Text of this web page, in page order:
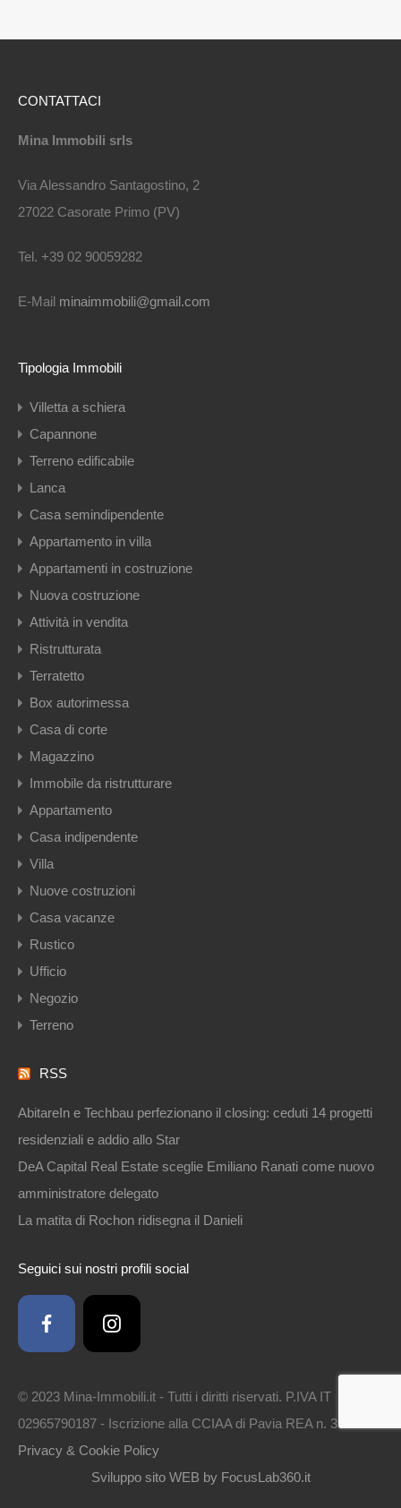
CONTATTACI
Mina Immobili srls
Via Alessandro Santagostino, 2
27022 Casorate Primo (PV)
Tel. +39 02 90059282
E-Mail minaimmobili@gmail.com
Tipologia Immobili
Villetta a schiera
Capannone
Terreno edificabile
Lanca
Casa semindipendente
Appartamento in villa
Appartamenti in costruzione
Nuova costruzione
Attività in vendita
Ristrutturata
Terratetto
Box autorimessa
Casa di corte
Magazzino
Immobile da ristrutturare
Appartamento
Casa indipendente
Villa
Nuove costruzioni
Casa vacanze
Rustico
Ufficio
Negozio
Terreno
RSS
AbitareIn e Techbau perfezionano il closing: ceduti 14 progetti
residenziali e addio allo Star
DeA Capital Real Estate sceglie Emiliano Ranati come nuovo
amministratore delegato
La matita di Rochon ridisegna il Danieli
Seguici sui nostri profili social
© 2023 Mina-Immobili.it - Tutti i diritti riservati. P.IVA IT
02965790187 - Iscrizione alla CCIAA di Pavia REA n. 314561 -
Privacy & Cookie Policy
Sviluppo sito WEB by FocusLab360.it